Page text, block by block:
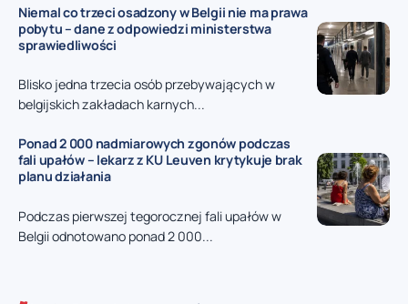
Niemal co trzeci osadzony w Belgii nie ma prawa
pobytu – dane z odpowiedzi ministerstwa
sprawiedliwości
Blisko jedna trzecia osób przebywających w
belgijskich zakładach karnych...
Ponad 2 000 nadmiarowych zgonów podczas
fali upałów – lekarz z KU Leuven krytykuje brak
planu działania
Podczas pierwszej tegorocznej fali upałów w
Belgii odnotowano ponad 2 000...